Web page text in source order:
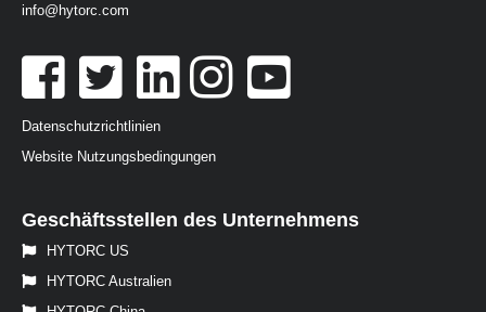
info@hytorc.com
Datenschutzrichtlinien
Website Nutzungsbedingungen
Geschäftsstellen des Unternehmens
HYTORC US
HYTORC Australien